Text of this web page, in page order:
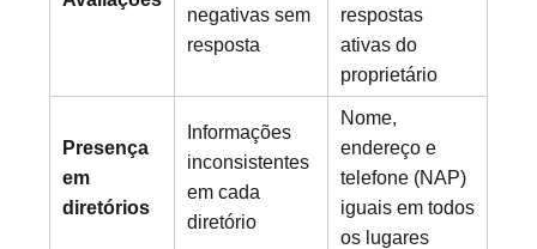
negativas sem
resposta
respostas
ativas do
proprietário
Presença
em
diretórios
Informações
inconsistentes
em cada
diretório
Nome,
endereço e
telefone (NAP)
iguais em todos
os lugares